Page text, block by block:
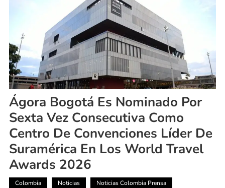
Ágora Bogotá Es Nominado Por
Sexta Vez Consecutiva Como
Centro De Convenciones Líder De
Suramérica En Los World Travel
Awards 2026
Colombia Noticias Noticias Colombia Prensa